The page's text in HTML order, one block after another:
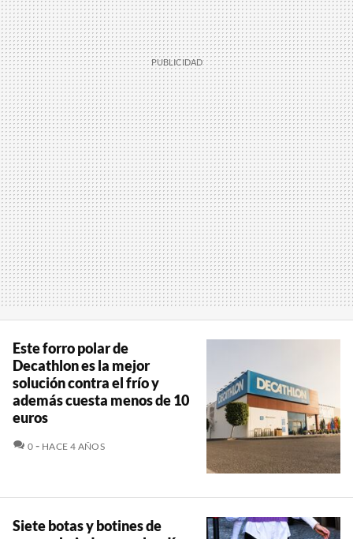
Este forro polar de
Decathlon es la mejor
solución contra el frío y
además cuesta menos de 10
euros
0 COMENTARIOS
HACE 4 AÑOS
Siete botas y botines de